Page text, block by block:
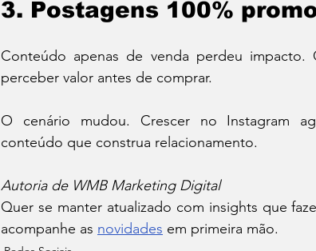
3. Postagens 100%
Conteúdo apenas de venda perdeu impacto.
perceber valor antes de comprar.
O cenário mudou. Crescer no Instagram
conteúdo que construa relacionamento.
Autoria de WMB Marketing Digital
Quer se manter atualizado com insights que
acompanhe as novidades em primeira mão.